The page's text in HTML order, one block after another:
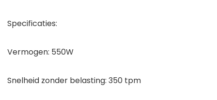
Specificaties:
Vermogen: 550W
Snelheid zonder belasting: 350 tpm